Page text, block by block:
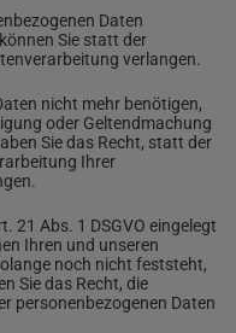
Daten
Sie statt der
verlangen.
nicht mehr benötigen,
oder Geltendmachung
Sie das Recht, statt der
Ihrer
21 Abs. 1 DSGVO eingelegt
Ihren und unseren
noch nicht feststeht,
Sie das Recht, die
personenbezogenen Daten